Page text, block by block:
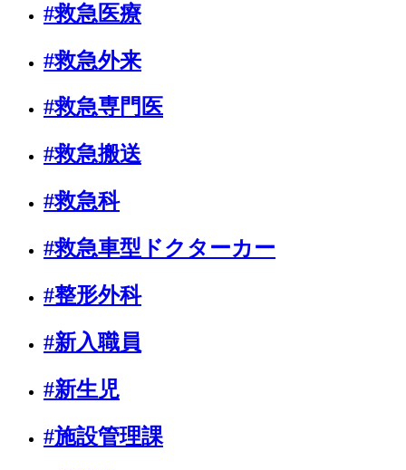
#救急医療
#救急外来
#救急専門医
#救急搬送
#救急科
#救急車型ドクターカー
#整形外科
#新入職員
#新生児
#施設管理課